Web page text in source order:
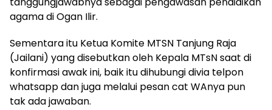
agama di Ogan Ilir.
Sementara itu Ketua Komite MTSN Tanjung Raja
(Jailani) yang disebutkan oleh Kepala MTsN saat di
konfirmasi awak ini, baik itu dihubungi divia telpon
whatsapp dan juga melalui pesan cat WAnya pun
tak ada jawaban.